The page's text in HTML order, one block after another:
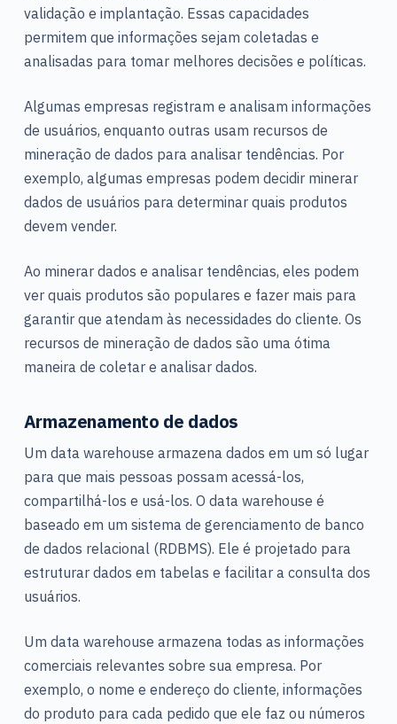
validação e implantação. Essas capacidades
permitem que informações sejam coletadas e
analisadas para tomar melhores decisões e políticas.
Algumas empresas registram e analisam informações
de usuários, enquanto outras usam recursos de
mineração de dados para analisar tendências. Por
exemplo, algumas empresas podem decidir minerar
dados de usuários para determinar quais produtos
devem vender.
Ao minerar dados e analisar tendências, eles podem
ver quais produtos são populares e fazer mais para
garantir que atendam às necessidades do cliente. Os
recursos de mineração de dados são uma ótima
maneira de coletar e analisar dados.
Armazenamento de dados
Um data warehouse armazena dados em um só lugar
para que mais pessoas possam acessá-los,
compartilhá-los e usá-los. O data warehouse é
baseado em um sistema de gerenciamento de banco
de dados relacional (RDBMS). Ele é projetado para
estruturar dados em tabelas e facilitar a consulta dos
usuários.
Um data warehouse armazena todas as informações
comerciais relevantes sobre sua empresa. Por
exemplo, o nome e endereço do cliente, informações
do produto para cada pedido que ele faz ou números